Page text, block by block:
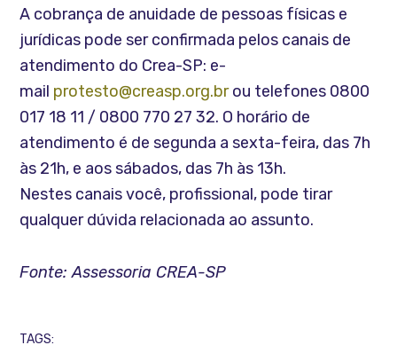
A cobrança de anuidade de pessoas físicas e
jurídicas pode ser confirmada pelos canais de
atendimento do Crea-SP: e-
mail protesto@creasp.org.brou telefones 0800
017 18 11 / 0800 770 27 32. O horário de
atendimento é de segunda a sexta-feira, das 7h
às 21h, e aos sábados, das 7h às 13h.
Nestes canais você, profissional, pode tirar
qualquer dúvida relacionada ao assunto.
Fonte: Assessoria CREA-SP
TAGS: